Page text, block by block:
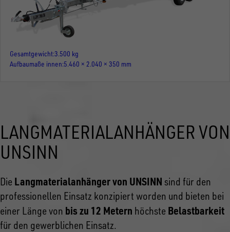
Gesamtgewicht3.500 kg
Aufbaumaße innen 5.460 × 2.040 × 350 mm
LANGMATERIALANHÄNGER VON
UNSINN
Die Langmaterialanhänger von UNSINN sind für den
professionellen Einsatz konzipiert worden und bieten bei
einer Länge von bis zu 12 Metern höchste Belastbarkeit
für den gewerblichen Einsatz.